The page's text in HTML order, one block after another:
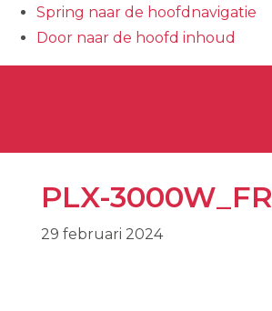
Spring naar de hoofdnavigatie
Door naar de hoofd inhoud
PLX-3000W_FR
29 februari 2024